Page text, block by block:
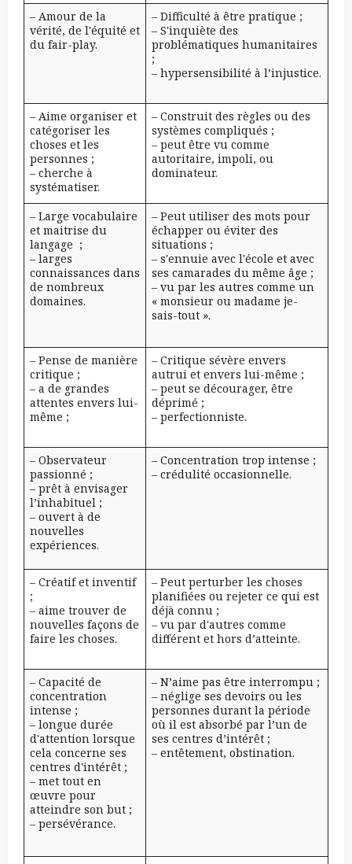
– Amour de la
vérité, de l'équité et
du fair-play.
– Difficulté à être pratique ;
– S'inquiète des
problématiques humanitaires
;
– hypersensibilité à l’injustice.
– Aime organiser et
catégoriser les
choses et les
personnes ;
– cherche à
systématiser.
– Construit des règles ou des
systèmes compliqués ;
– peut être vu comme
autoritaire, impoli, ou
dominateur.
– Large vocabulaire
et maitrise du
langage ;
– larges
connaissances dans
de nombreux
domaines.
– Peut utiliser des mots pour
échapper ou éviter des
situations ;
– s'ennuie avec l'école et avec
ses camarades du même âge ;
– vu par les autres comme un
« monsieur ou madame je-
sais-tout ».
– Pense de manière
critique ;
– a de grandes
attentes envers lui-
même ;
– Critique sévère envers
autrui et envers lui-même ;
– peut se décourager, être
déprimé ;
– perfectionniste.
– Observateur
passionné ;
– prêt à envisager
l’inhabituel ;
– ouvert à de
nouvelles
expériences.
– Concentration trop intense ;
– crédulité occasionnelle.
– Créatif et inventif
;
– aime trouver de
nouvelles façons de
faire les choses.
– Peut perturber les choses
planifiées ou rejeter ce qui est
déjà connu ;
– vu par d'autres comme
différent et hors d’atteinte.
– Capacité de
concentration
intense ;
– longue durée
d'attention lorsque
cela concerne ses
centres d'intérêt ;
– met tout en
œuvre pour
atteindre son but ;
– persévérance.
– N’aime pas être interrompu ;
– néglige ses devoirs ou les
personnes durant la période
où il est absorbé par l’un de
ses centres d’intérêt ;
– entêtement, obstination.